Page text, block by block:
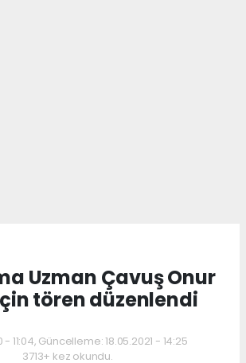
Uzman Çavuş Onur
tören düzenlendi
11:04, Güncelleme: 18.05.2021 - 14:25
3713+ kez okundu.